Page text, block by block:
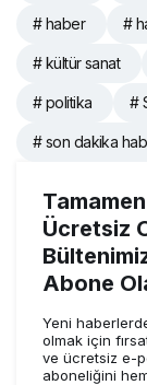
# haber #
# kültür sanat
# politika #
# son dakika
Tamamen
Ücretsiz
Abone
Yeni
olmak için
ve ücretsiz e-
aboneliğini